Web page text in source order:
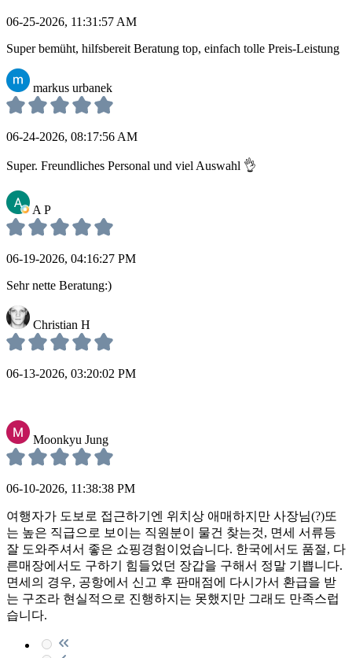
06-25-2026, 11:31:57 AM
Super bemüht, hilfsbereit Beratung top, einfach tolle Preis-Leistung
markus urbanek
06-24-2026, 08:17:56 AM
Super. Freundliches Personal und viel Auswahl 👌
A P
06-19-2026, 04:16:27 PM
Sehr nette Beratung:)
Christian H
06-13-2026, 03:20:02 PM
Moonkyu Jung
06-10-2026, 11:38:38 PM
여행자가 도보로 접근하기엔 위치상 애매하지만 사장님(?)또
는 높은 직급으로 보이는 직원분이 물건 찾는것, 면세 서류등
잘 도와주셔서 좋은 쇼핑경험이었습니다. 한국에서도 품절, 다
른매장에서도 구하기 힘들었던 장갑을 구해서 정말 기쁩니다.
면세의 경우, 공항에서 신고 후 판매점에 다시가서 환급을 받
는 구조라 현실적으로 진행하지는 못했지만 그래도 만족스럽
습니다.